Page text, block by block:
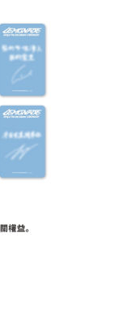
成。
要取消訂單，請聯絡
，需透過AFTEE先享
顯示為準，若有關於
繫「AFTEE先享後付
support/home
後付」服務完成之交
相關給付款項請求債
同意方可使用
本公司不負相關責
本公司將視審查結果
現惡意使用之情形，